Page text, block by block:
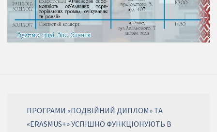
ПРОГРАМИ «ПОДВІЙНИЙ ДИПЛОМ» ТА
«ERASMUS+» УСПІШНО ФУНКЦІОНУЮТЬ В